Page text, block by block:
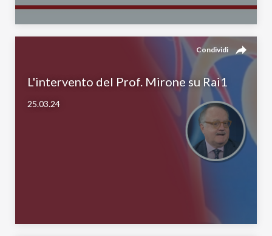
L'intervento del Prof. Mirone su Rai1
25.03.24
Condividi reply